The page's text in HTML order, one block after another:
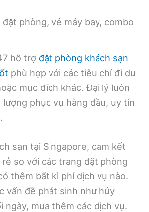
phòng, vé máy bay, combo
hỗ trợ đặt phòng khách sạn
phù hợp với các tiêu chí đi du
mục đích khác. Đại lý luôn
lượng phục vụ hàng đầu, uy tín
sạn tại Singapore, cam kết
so với các trang đặt phòng
thêm bất kì phí dịch vụ nào.
vấn đề phát sinh như hủy
ngày, mua thêm các dịch vụ.